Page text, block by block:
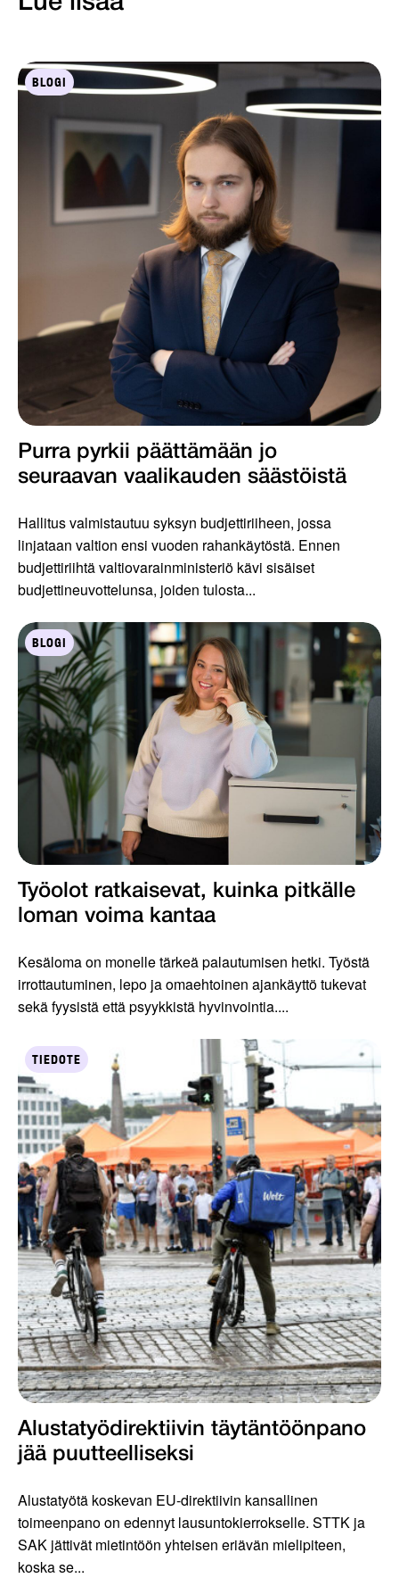
BLOGI
Purra pyrkii päättämään jo
seuraavan vaalikauden säästöistä
Hallitus valmistautuu syksyn budjettiriiheen, jossa
linjataan valtion ensi vuoden rahankäytöstä. Ennen
budjettiriihtä valtiovarainministeriö kävi sisäiset
budjettineuvottelunsa, joiden tulosta...
BLOGI
Työolot ratkaisevat, kuinka pitkälle
loman voima kantaa
Kesäloma on monelle tärkeä palautumisen hetki. Työstä
irrottautuminen, lepo ja omaehtoinen ajankäyttö tukevat
sekä fyysistä että psyykkistä hyvinvointia....
TIEDOTE
Alustatyödirektiivin täytäntöönpano
jää puutteelliseksi
Alustatyötä koskevan EU-direktiivin kansallinen
toimeenpano on edennyt lausuntokierrokselle. STTK ja
SAK jättivät mietintöön yhteisen eriävän mielipiteen,
koska se...